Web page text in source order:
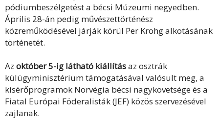
pódiumbeszélgetést a bécsi Múzeumi negyedben.
Április 28-án pedig művészettörténész
közreműködésével járják körül Per Krohg alkotásának
történetét.
Az október 5-ig látható kiállításaz osztrák
külügyminisztérium támogatásával valósult meg, a
kísérőprogramok Norvégia bécsi nagykövetsége és a
Fiatal Európai Föderalisták (JEF) közös szervezésével
zajlanak.